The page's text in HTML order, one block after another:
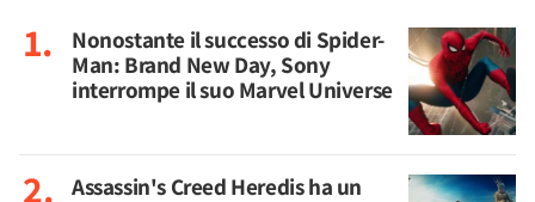
Nonostante il successo di Spider-
Man: Brand New Day, Sony
interrompe il suo Marvel Universe
Assassin's Creed Heredis ha un